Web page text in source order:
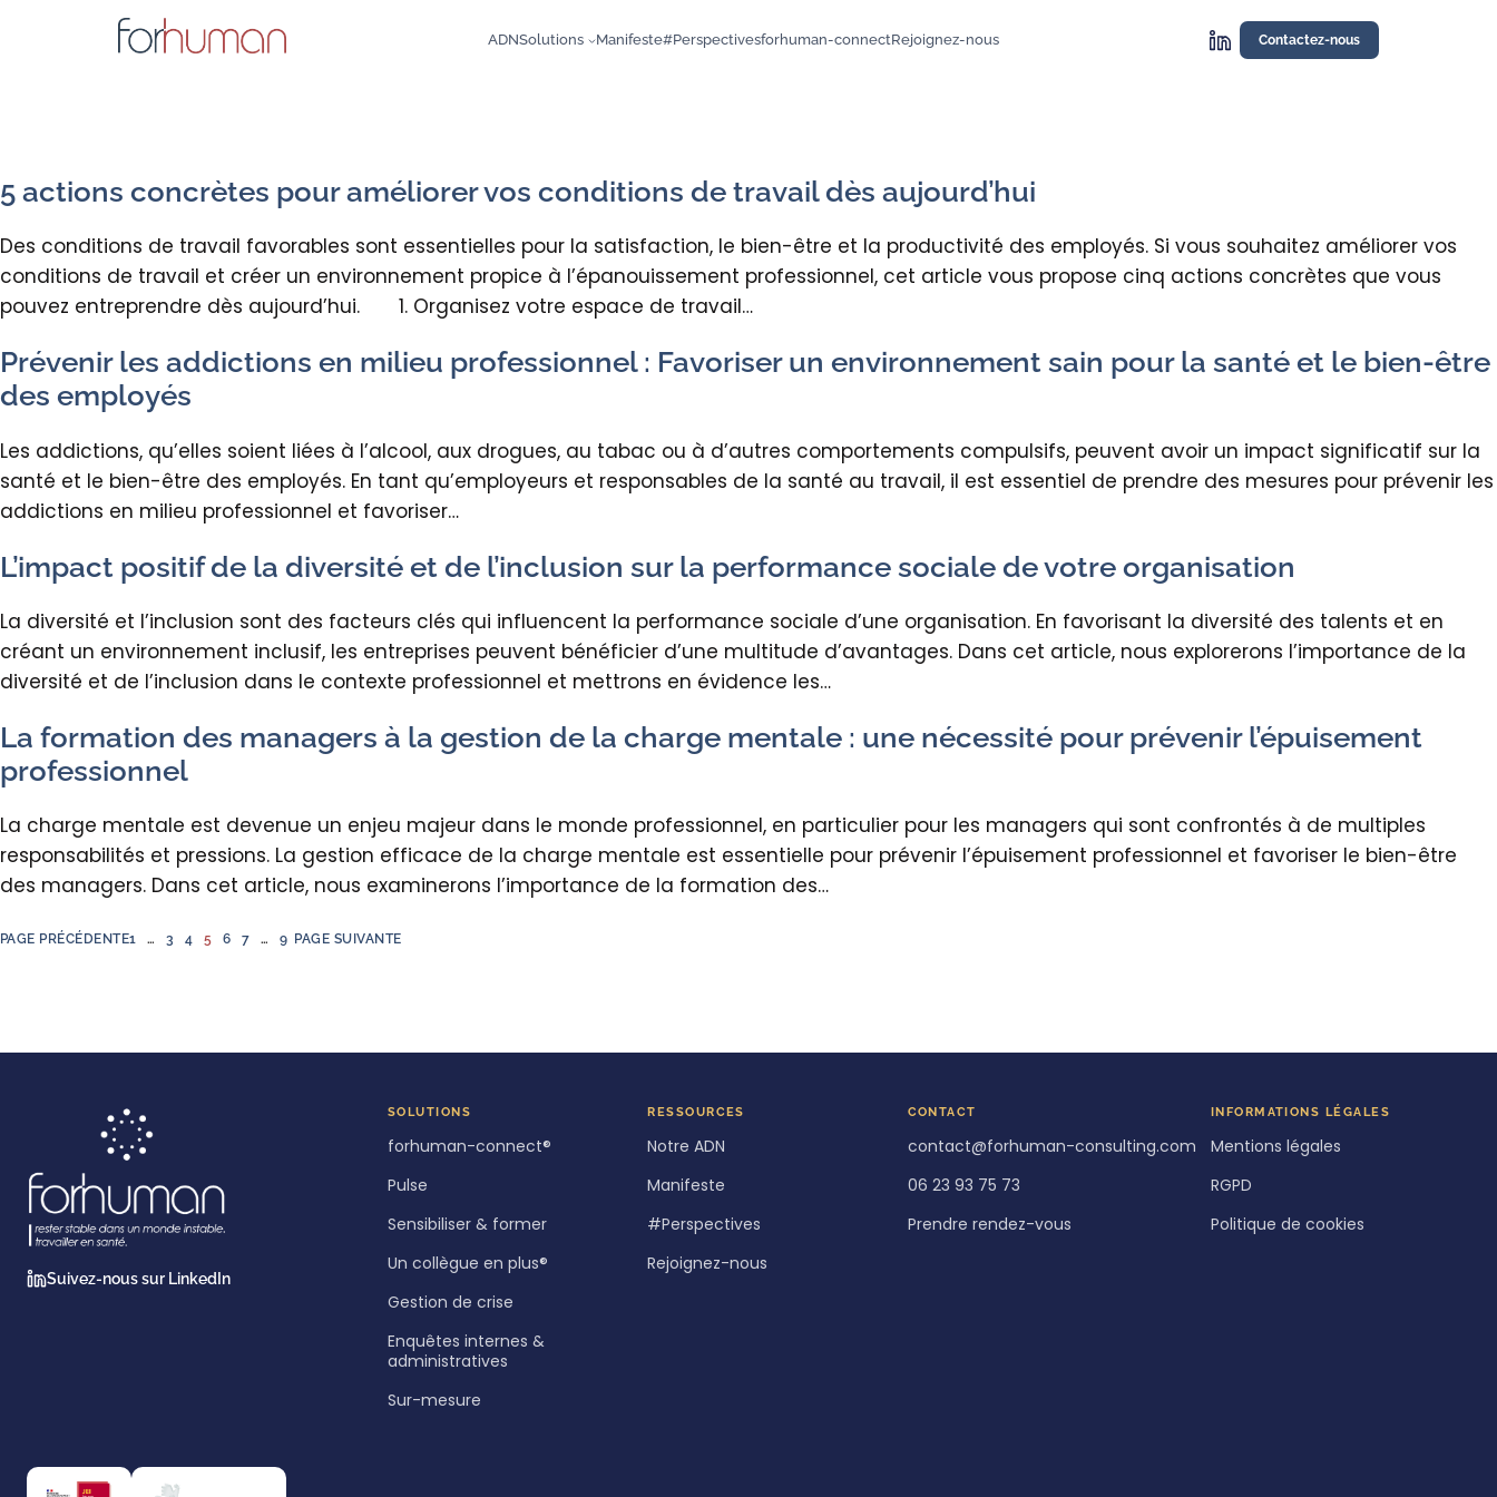
ADNSolutions Manifeste#Perspectivesforhuman-connectRejoignez-nous Contactez-nous
5 actions concrètes pour améliorer vos conditions de travail dès aujourd’hui
Des conditions de travail favorables sont essentielles pour la satisfaction, le bien-être et la productivité des employés. Si vous souhaitez améliorer vos
conditions de travail et créer un environnement propice à l’épanouissement professionnel, cet article vous propose cinq actions concrètes que vous
pouvez entreprendre dès aujourd’hui. 1. Organisez votre espace de travail…
Prévenir les addictions en milieu professionnel : Favoriser un environnement sain pour la santé et le bien-être
des employés
Les addictions, qu’elles soient liées à l’alcool, aux drogues, au tabac ou à d’autres comportements compulsifs, peuvent avoir un impact significatif sur la
santé et le bien-être des employés. En tant qu’employeurs et responsables de la santé au travail, il est essentiel de prendre des mesures pour prévenir les
addictions en milieu professionnel et favoriser…
L’impact positif de la diversité et de l’inclusion sur la performance sociale de votre organisation
La diversité et l’inclusion sont des facteurs clés qui influencent la performance sociale d’une organisation. En favorisant la diversité des talents et en
créant un environnement inclusif, les entreprises peuvent bénéficier d’une multitude d’avantages. Dans cet article, nous explorerons l’importance de la
diversité et de l’inclusion dans le contexte professionnel et mettrons en évidence les…
La formation des managers à la gestion de la charge mentale : une nécessité pour prévenir l’épuisement
professionnel
La charge mentale est devenue un enjeu majeur dans le monde professionnel, en particulier pour les managers qui sont confrontés à de multiples
responsabilités et pressions. La gestion efficace de la charge mentale est essentielle pour prévenir l’épuisement professionnel et favoriser le bien-être
des managers. Dans cet article, nous examinerons l’importance de la formation des…
PAGE PRÉCÉDENTE1 … 3 4 5 6 7 … 9 PAGE SUIVANTE
Suivez-nous sur LinkedIn
SOLUTIONS
forhuman-connect®
Pulse
Sensibiliser & former
Un collègue en plus®
Gestion de crise
Enquêtes internes &
administratives
Sur-mesure
RESSOURCES
Notre ADN
Manifeste
#Perspectives
Rejoignez-nous
CONTACT
contact@forhuman-consulting.com
06 23 93 75 73
Prendre rendez-vous
INFORMATIONS LÉGALES
Mentions légales
RGPD
Politique de cookies